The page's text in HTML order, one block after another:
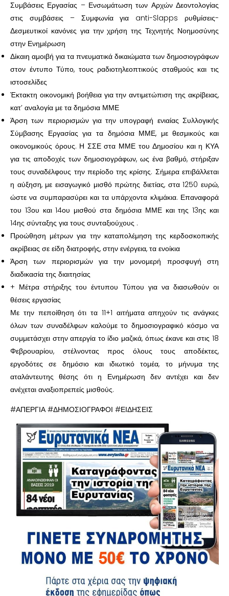
Συμβάσεις Εργασίας – Ενσωμάτωση των Αρχών Δεοντολογίας
στις συμβάσεις – Συμφωνία για anti-Slapps ρυθμίσεις-
Δεσμευτικοί κανόνες για την χρήση της Τεχνητής Νοημοσύνης
στην Ενημέρωση
Δίκαιη αμοιβή για τα πνευματικά δικαιώματα των δημοσιογράφων
στον έντυπο Τύπο, τους ραδιοτηλεοπτικούς σταθμούς και τις
ιστοσελίδες
Έκτακτη οικονομική βοήθεια για την αντιμετώπιση της ακρίβειας,
κατ’ αναλογία με τα δημόσια ΜΜΕ
Άρση των περιορισμών για την υπογραφή ενιαίας Συλλογικής
Σύμβασης Εργασίας για τα δημόσια ΜΜΕ, με θεσμικούς και
οικονομικούς όρους. Η ΣΣΕ στα ΜΜΕ του Δημοσίου και η ΚΥΑ
για τις αποδοχές των δημοσιογράφων, ως ένα βαθμό, στήριξαν
τους συναδέλφους την περίοδο της κρίσης. Σήμερα επιβάλλεται
η αύξηση, με εισαγωγικό μισθό πρώτης διετίας, στα 1250 ευρώ,
ώστε να συμπαρασύρει και τα υπάρχοντα κλιμάκια. Επαναφορά
του 13ου και 14ου μισθού στα δημόσια ΜΜΕ και της 13ης και
14ης σύνταξης για τους συνταξιούχους .
Προώθηση μέτρων για την καταπολέμηση της κερδοσκοπικής
ακρίβειας σε είδη διατροφής, στην ενέργεια, τα ενοίκια
Άρση των περιορισμών για την μονομερή προσφυγή στη
διαδικασία της διαιτησίας
+ Μέτρα στήριξης του έντυπου Τύπου για να διασωθούν οι
θέσεις εργασίας
Με την πεποίθηση ότι τα 11+1 αιτήματα απηχούν τις ανάγκες
όλων των συναδέλφων καλούμε το δημοσιογραφικό κόσμο να
συμμετάσχει στην απεργία το ίδιο μαζικά, όπως έκανε και στις 18
Φεβρουαρίου, στέλνοντας προς όλους τους αποδέκτες,
εργοδότες σε δημόσιο και ιδιωτικό τομέα, το μήνυμα της
αταλάντευτης θέσης ότι η Ενημέρωση δεν αντέχει και δεν
ανέχεται αναξιοπρεπείς μισθούς.
#ΑΠΕΡΓΙΑ #ΔΗΜΟΣΙΟΓΡΑΦΟΙ #ΕΙΔΗΣΕΙΣ